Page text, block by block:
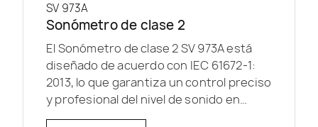
Sonómetro de clase 2
SV 973A
El Sonómetro de clase 2 SV 973A está
diseñado de acuerdo con IEC 61672-1:
2013, lo que garantiza un control preciso
y profesional del nivel de sonido en
varios lugares de...